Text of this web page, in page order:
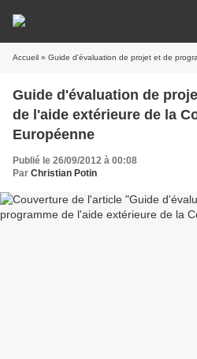
Accueil » Guide d'évaluation de projet et de programme de
Guide d'évaluation de
de l'aide extérieure de la
Européenne
Publié le 26/09/2012 à 00:08
Par Christian Potin